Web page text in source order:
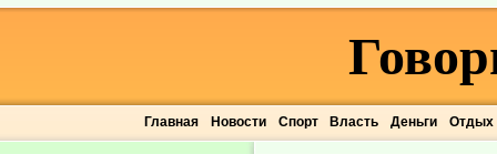
Главная Новости Спорт Власть Деньги Отдых